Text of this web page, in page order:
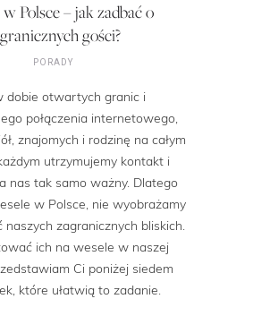
Polsce – jak zadbać o
gości?
PORADY
dobie otwartych granic i
połączenia internetowego,
znajomych i rodzinę na całym
utrzymujemy kontakt i
nas tak samo ważny. Dlatego
w Polsce, nie wyobrażamy
naszych zagranicznych bliskich.
ich na wesele w naszej
Ci poniżej siedem
które ułatwią to zadanie.